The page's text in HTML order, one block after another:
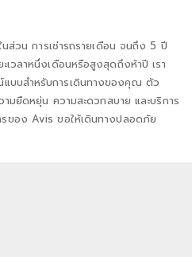
ส่วน การเช่ารถรายเดือน จนถึง 5 ปี
เวลาหนึ่งเดือนหรือสูงสุดถึงห้าปี เรา
บบสำหรับการเดินทางของคุณ ตัว
ามยืดหยุ่น ความสะดวกสบาย และบริการ
อง Avis ขอให้เดินทางปลอดภัย